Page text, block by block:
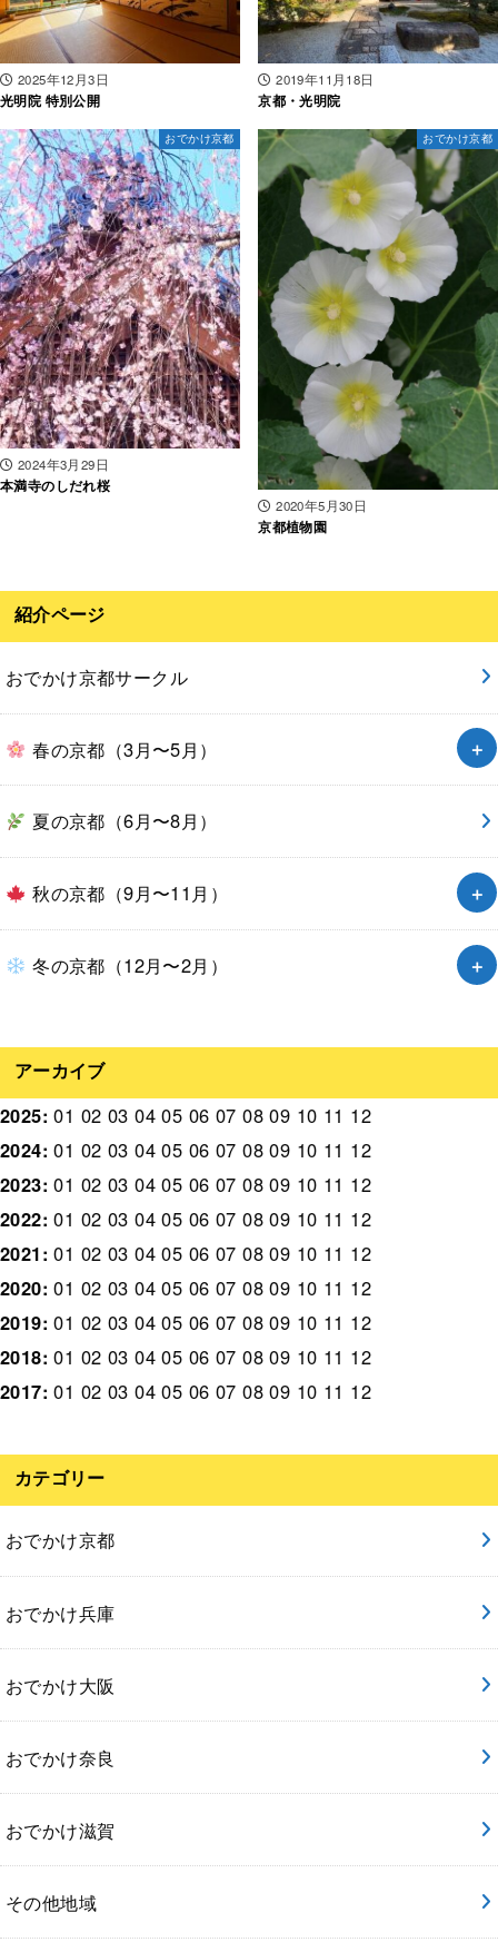
2025年12月3日
光明院 特別公開
2019年11月18日
京都・光明院
おでかけ京都
2024年3月29日
本満寺のしだれ桜
おでかけ京都
2020年5月30日
京都植物園
紹介ページ
おでかけ京都サークル
春の京都（3月〜5月）
夏の京都（6月〜8月）
秋の京都（9月〜11月）
冬の京都（12月〜2月）
アーカイブ
2025:01 02 03 04 05 06 07 08 09 10 11 12
2024:01 02 03 04 05 06 07 08 09 10 11 12
2023:01 02 03 04 05 06 07 08 09 10 11 12
2022:01 02 03 04 05 06 07 08 09 10 11 12
2021:01 02 03 04 05 06 07 08 09 10 11 12
2020:01 02 03 04 05 06 07 08 09 10 11 12
2019:01 02 03 04 05 06 07 08 09 10 11 12
2018:01 02 03 04 05 06 07 08 09 10 11 12
2017:01 02 03 04 05 06 07 08 09 10 11 12
カテゴリー
おでかけ京都
おでかけ兵庫
おでかけ大阪
おでかけ奈良
おでかけ滋賀
その他地域